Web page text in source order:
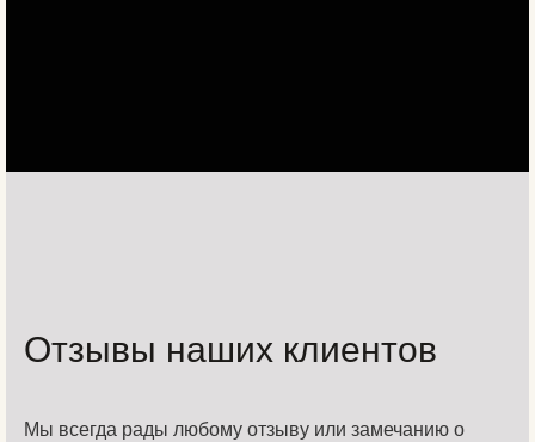
Отзывы наших клиентов
Мы всегда рады любому отзыву или замечанию о